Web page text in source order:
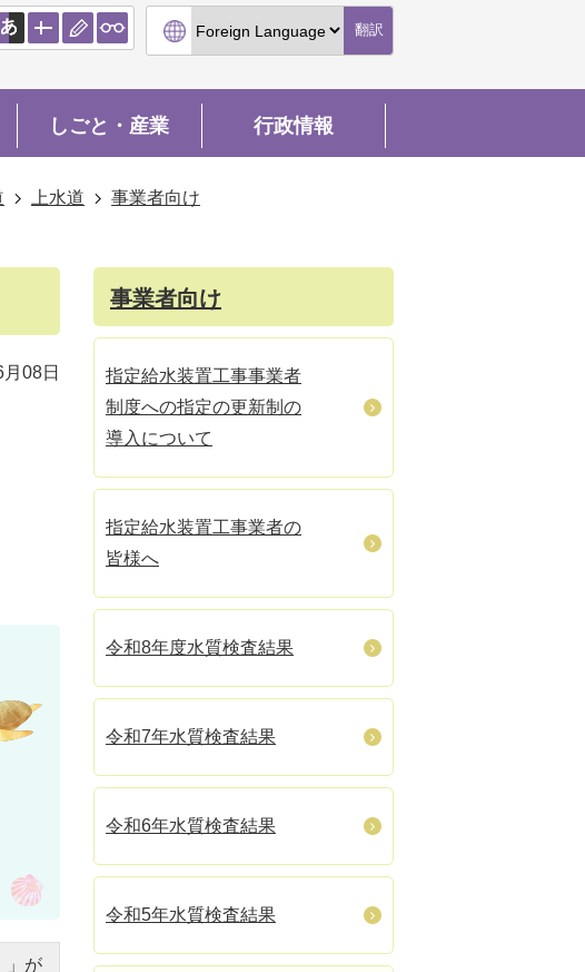
翻訳
しごと・産業 行政情報
上水道
事業者向け
08日
」が
事業者向け
指定給水装置工事事業者
制度への指定の更新制の
導入について
指定給水装置工事業者の
皆様へ
令和8年度水質検査結果
令和7年水質検査結果
令和6年水質検査結果
令和5年水質検査結果